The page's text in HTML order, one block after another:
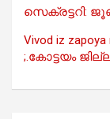
സെക്രട്ടറി:
Vivod iz
;.കോട്ടയം